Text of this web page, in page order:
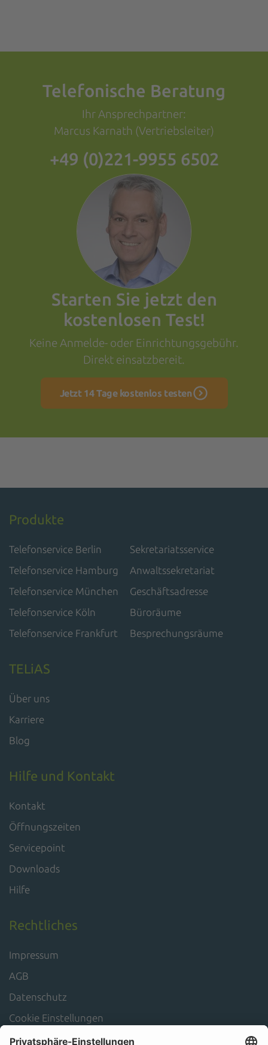
Telefonische Beratung
Ihr Ansprechpartner:
Marcus Karnath (Vertriebsleiter)
+49 (0)221-9955 6502
Starten Sie jetzt den
kostenlosen Test!
Keine Anmelde- oder Einrichtungsgebühr.
Direkt einsatzbereit.
Jetzt 14 Tage kostenlos testen
Produkte
Telefonservice Berlin
Telefonservice Hamburg
Telefonservice München
Telefonservice Köln
Telefonservice Frankfurt
Sekretariatsservice
Anwaltssekretariat
Geschäftsadresse
Büroräume
Besprechungsräume
TELiAS
Über uns
Karriere
Blog
Hilfe und Kontakt
Kontakt
Öffnungszeiten
Servicepoint
Downloads
Hilfe
Rechtliches
Impressum
AGB
Datenschutz
Cookie Einstellungen